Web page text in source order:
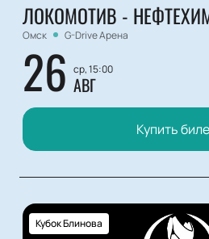
ЛОКОМОТИВ -
Омск G-Drive Арена
26 ср, 15:00
АВГ
Купить
Кубок Блинова